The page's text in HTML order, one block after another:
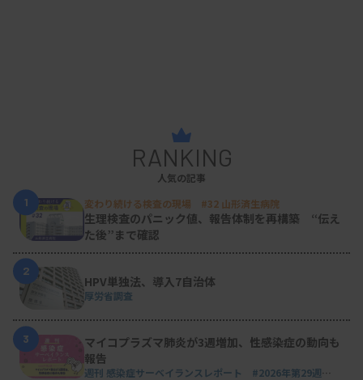
RANKING
人気の記事
1
変わり続ける検査の現場 #32 山形済生病院
生理検査のパニック値、報告体制を再構築 “伝え
た後”まで確認
2
HPV単独法、導入7自治体
厚労省調査
3
マイコプラズマ肺炎が3週増加、性感染症の動向も
報告
週刊 感染症サーベイランスレポート #2026年第29週